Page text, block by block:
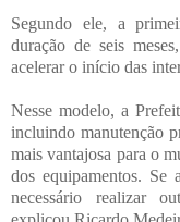
Segundo ele, a
duração de seis
acelerar o início das
Nesse modelo, a
incluindo manutenção
mais vantajosa para o
dos equipamentos. Se
necessário realizar